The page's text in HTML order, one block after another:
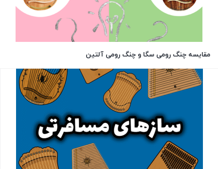
مقایسه چنگ رومی سگا و چنگ رومی آلتین